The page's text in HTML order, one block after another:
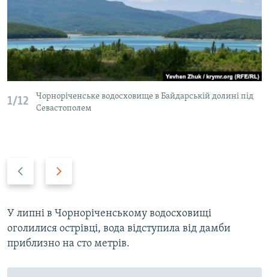
1/12
Чорноріченське водосховище в Байдарській долині під
Севастополем
v
i
o
s
t
s
l
d
У липні в Чорноріченському водосховищі
оголилися острівці, вода відступила від дамби
приблизно на сто метрів.